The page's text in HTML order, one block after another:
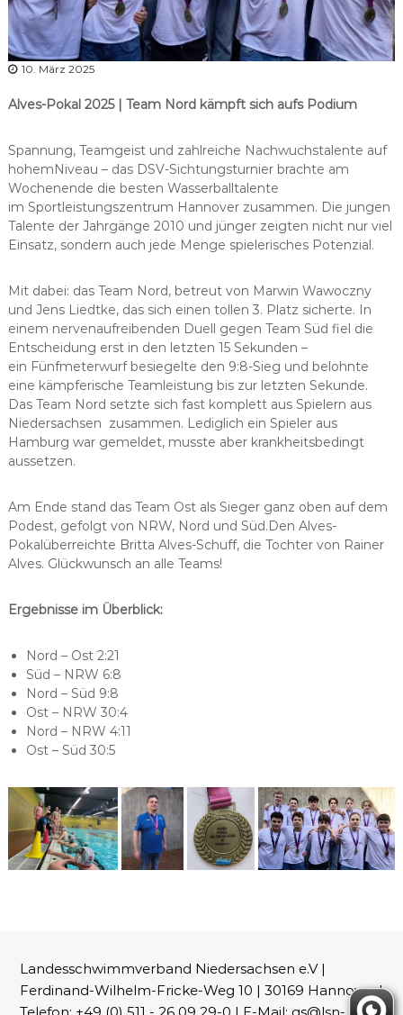
r
s
a
h
e
n
10. März 2025
Alves-Pokal 2025 | Team Nord kämpft sich aufs Podium
Spannung, Teamgeist und zahlreiche Nachwuchstalente auf
hohemNiveau – das DSV-Sichtungsturnier brachte am
Wochenende die besten Wasserballtalente
im Sportleistungszentrum Hannover zusammen. Die jungen
Talente der Jahrgänge 2010 und jünger zeigten nicht nur viel
Einsatz, sondern auch jede Menge spielerisches Potenzial.
Mit dabei: das Team Nord, betreut von Marwin Wawoczny
und Jens Liedtke, das sich einen tollen 3. Platz sicherte. In
einem nervenaufreibenden Duell gegen Team Süd fiel die
Entscheidung erst in den letzten 15 Sekunden –
ein Fünfmeterwurf besiegelte den 9:8-Sieg und belohnte
eine kämpferische Teamleistung bis zur letzten Sekunde.
Das Team Nord setzte sich fast komplett aus Spielern aus
Niedersachsen zusammen. Lediglich ein Spieler aus
Hamburg war gemeldet, musste aber krankheitsbedingt
aussetzen.
Am Ende stand das Team Ost als Sieger ganz oben auf dem
Podest, gefolgt von NRW, Nord und Süd.Den Alves-
Pokalüberreichte Britta Alves-Schuff, die Tochter von Rainer
Alves. Glückwunsch an alle Teams!
Ergebnisse im Überblick:
Nord – Ost 2:21
Süd – NRW 6:8
Nord – Süd 9:8
Ost – NRW 30:4
Nord – NRW 4:11
Ost – Süd 30:5
Landesschwimmverband Niedersachsen e.V |
Ferdinand-Wilhelm-Fricke-Weg 10 | 30169 Hannover |